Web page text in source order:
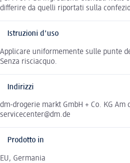
differire da quelli riportati sulla
Istruzioni d'uso
Applicare uniformemente sulle punte
Senza risciacquo.
Indirizzi
dm-drogerie markt GmbH + Co. KG Am
servicecenter@dm.de
Prodotto in
EU, Germania